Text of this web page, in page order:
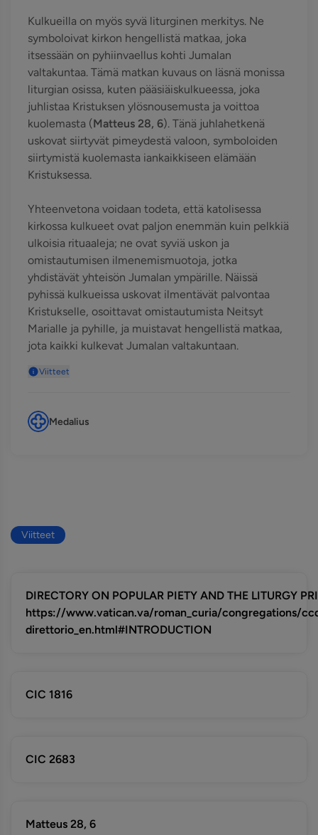
Kulkueilla on myös syvä liturginen merkitys. Ne
symboloivat kirkon hengellistä matkaa, joka
itsessään on pyhiinvaellus kohti Jumalan
valtakuntaa. Tämä matkan kuvaus on läsnä monissa
liturgian osissa, kuten pääsiäiskulkueessa, joka
juhlistaa Kristuksen ylösnousemusta ja voittoa
kuolemasta (Matteus 28, 6). Tänä juhlahetkenä
uskovat siirtyvät pimeydestä valoon, symboloiden
siirtymistä kuolemasta iankaikkiseen elämään
Kristuksessa.
Yhteenvetona voidaan todeta, että katolisessa
kirkossa kulkueet ovat paljon enemmän kuin pelkkiä
ulkoisia rituaaleja; ne ovat syviä uskon ja
omistautumisen ilmenemismuotoja, jotka
yhdistävät yhteisön Jumalan ympärille. Näissä
pyhissä kulkueissa uskovat ilmentävät palvontaa
Kristukselle, osoittavat omistautumista Neitsyt
Marialle ja pyhille, ja muistavat hengellistä matkaa,
jota kaikki kulkevat Jumalan valtakuntaan.
Viitteet
Medalius
Viitteet
DIRECTORY ON POPULAR PIETY AND THE LITURGY
https://www.vatican.va/roman_curia/congregations/
direttorio_en.html#INTRODUCTION
CIC 1816
CIC 2683
Matteus 28, 6